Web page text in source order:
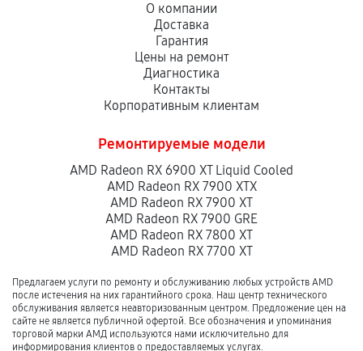
О компании
Доставка
Гарантия
Цены на ремонт
Диагностика
Контакты
Корпоративным клиентам
Ремонтируемые модели
AMD Radeon RX 6900 XT Liquid Cooled
AMD Radeon RX 7900 XTX
AMD Radeon RX 7900 XT
AMD Radeon RX 7900 GRE
AMD Radeon RX 7800 XT
AMD Radeon RX 7700 XT
Предлагаем услуги по ремонту и обслуживанию любых устройств AMD
после истечения на них гарантийного срока. Наш центр технического
обслуживания является неавторизованным центром. Предложение цен на
сайте не является публичной офертой. Все обозначения и упоминания
торговой марки АМД используются нами исключительно для
информирования клиентов о предоставляемых услугах.